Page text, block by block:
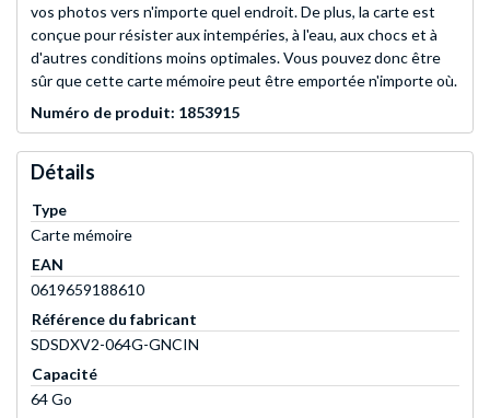
vos photos vers n'importe quel endroit. De plus, la carte est
conçue pour résister aux intempéries, à l'eau, aux chocs et à
d'autres conditions moins optimales. Vous pouvez donc être
sûr que cette carte mémoire peut être emportée n'importe où.
Numéro de produit: 1853915
Détails
Type
Carte mémoire
EAN
0619659188610
Référence du fabricant
SDSDXV2-064G-GNCIN
Capacité
64 Go